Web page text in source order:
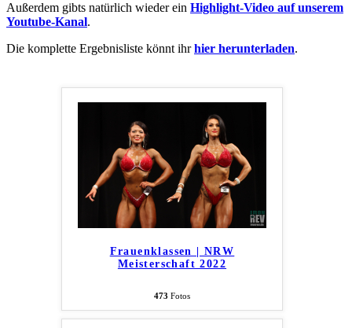
Außerdem gibts natürlich wieder ein Highlight-Video auf unserem
Youtube-Kanal.
Die komplette Ergebnisliste könnt ihrhier herunterladen.
Frauenklassen | NRW
Meisterschaft 2022
473 Fotos